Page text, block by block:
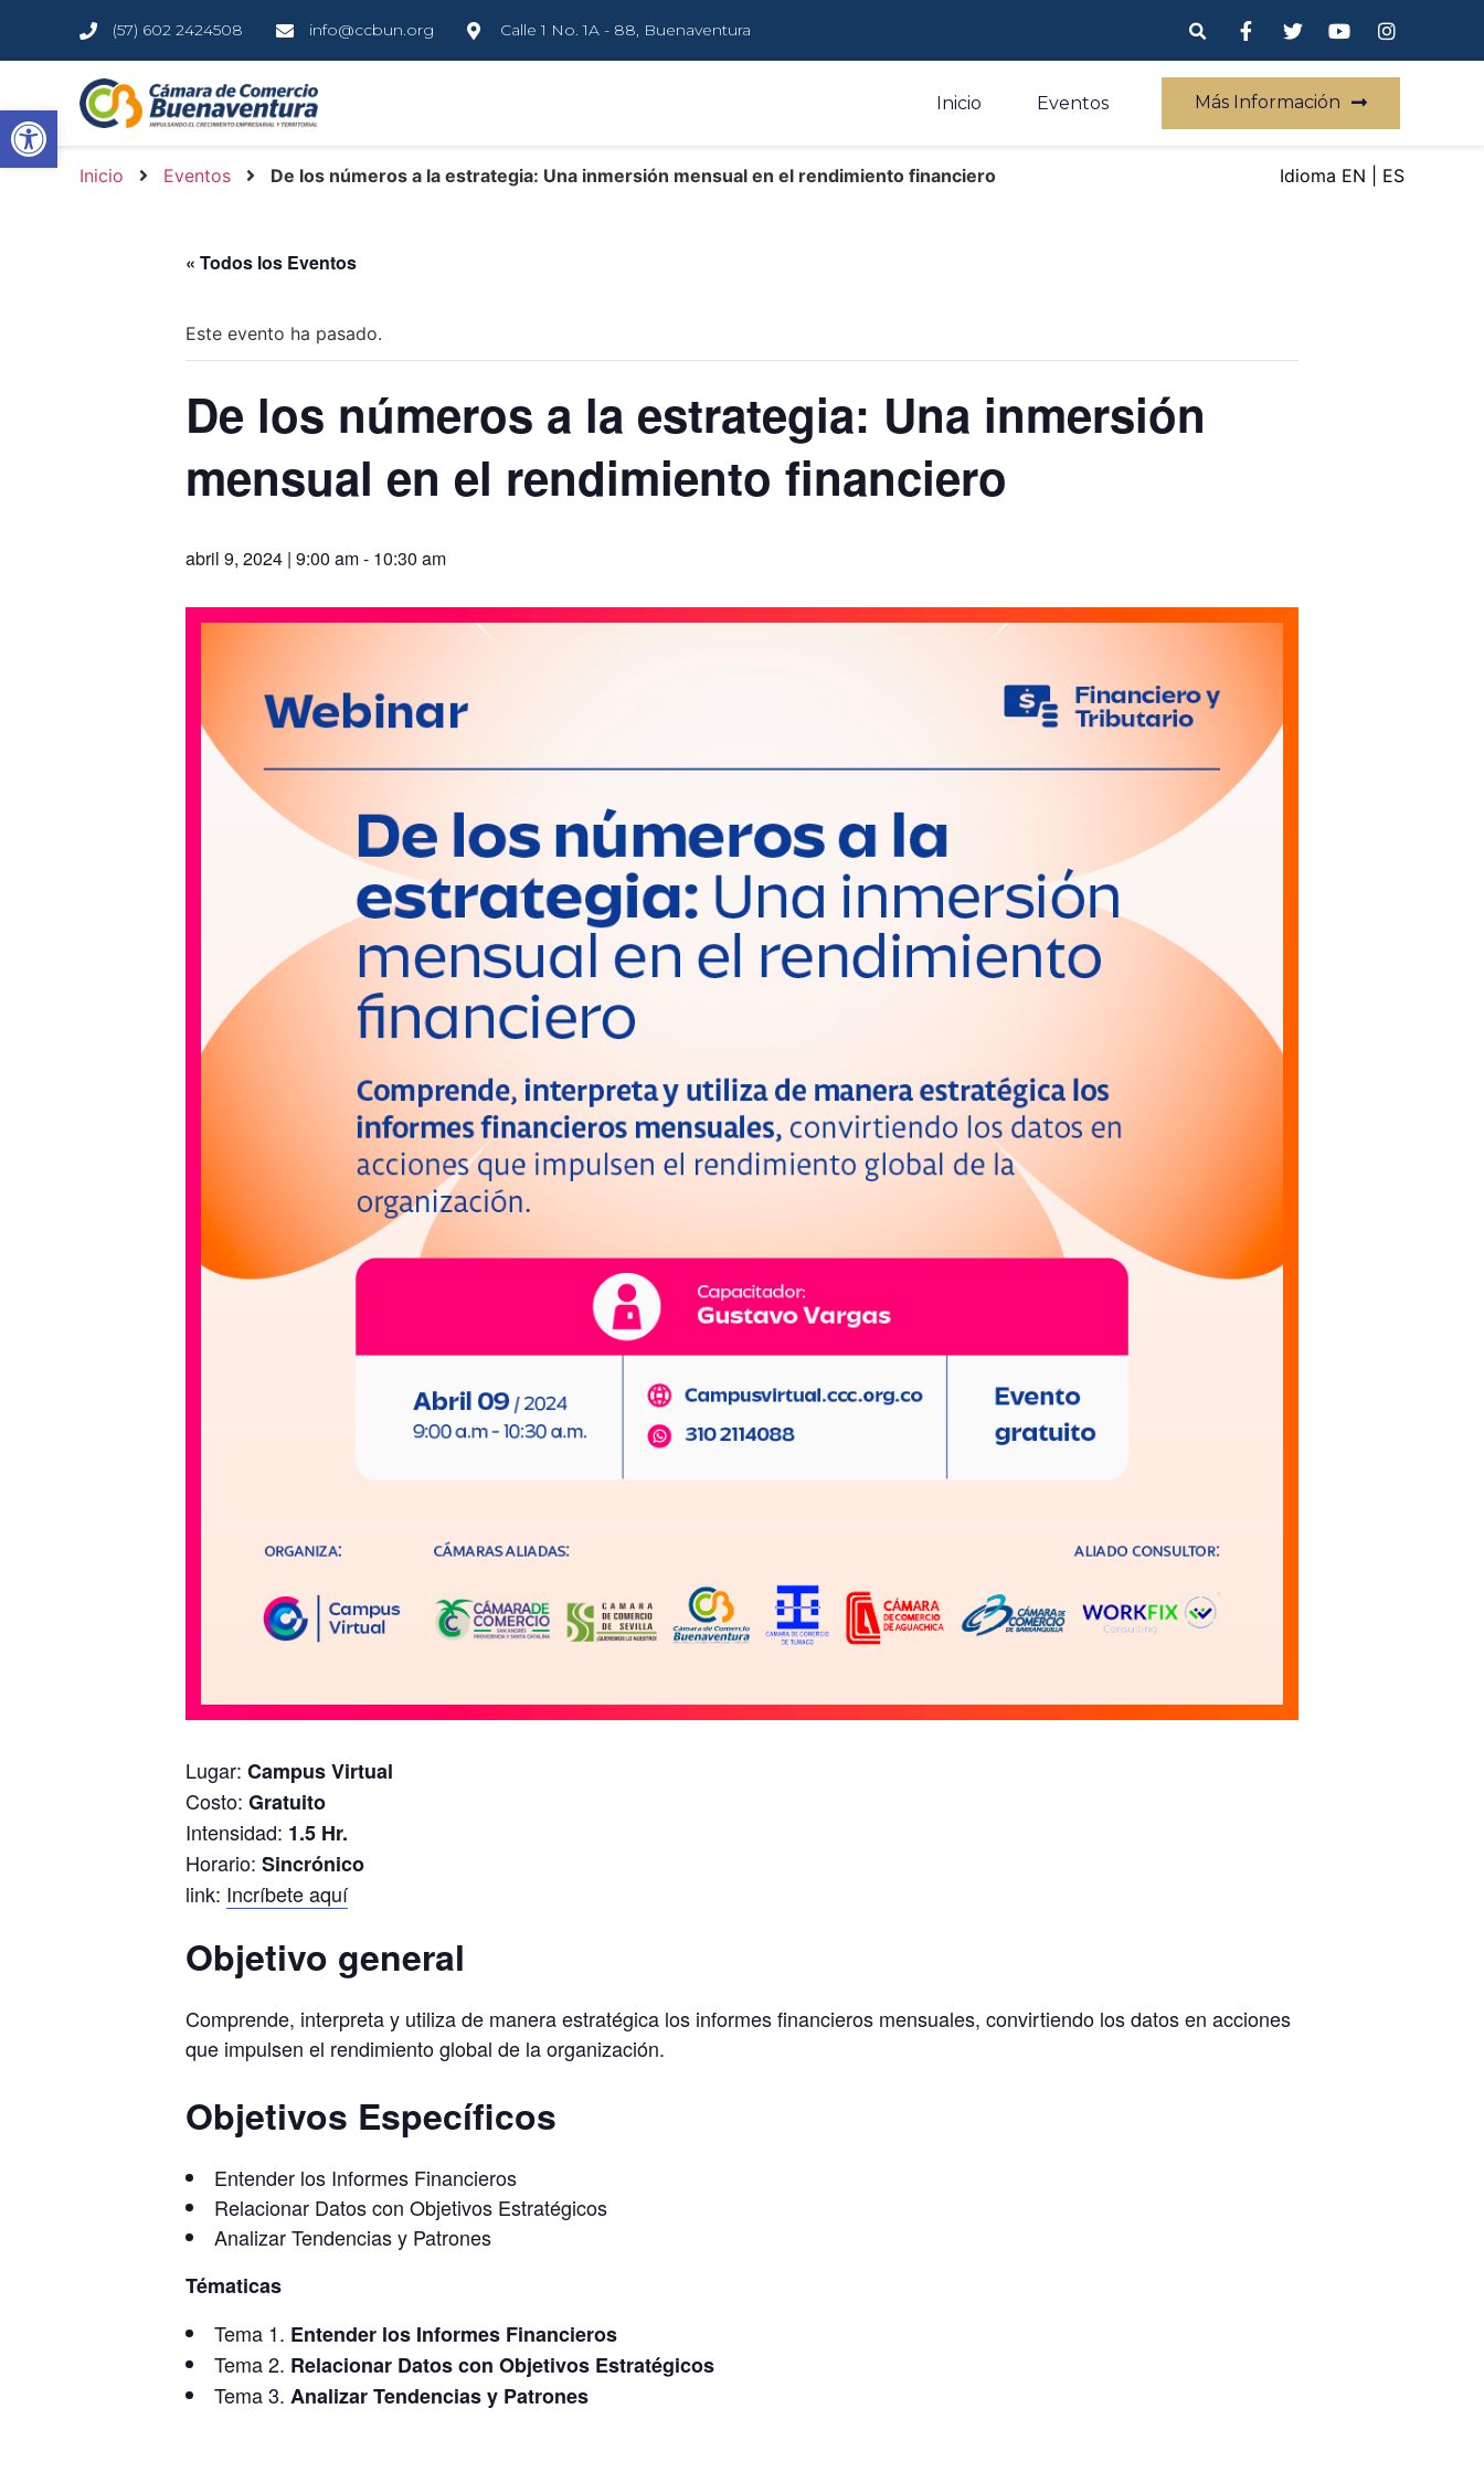
Abrir barra de herramientas
(57) 602 2424508 info@ccbun.org Calle 1 No. 1A - 88, Buenaventura
Inicio Eventos Más Información
Inicio Eventos De los números a la estrategia: Una inmersión mensual en el rendimiento financiero EN ES
« Todos los Eventos
Este evento ha pasado.
De los números a la estrategia: Una inmersión
mensual en el rendimiento financiero
abril 9, 2024 | 9:00 am- 10:30 am
Lugar: Campus Virtual
Costo: Gratuito
Intensidad: 1.5 Hr.
Horario: Sincrónico
link: Incríbete aquí
Objetivo general
Comprende, interpreta y utiliza de manera estratégica los informes financieros mensuales, convirtiendo los datos en acciones
que impulsen el rendimiento global de la organización.
Objetivos Específicos
Entender los Informes Financieros
Relacionar Datos con Objetivos Estratégicos
Analizar Tendencias y Patrones
Tématicas
Tema 1. Entender los Informes Financieros
Tema 2. Relacionar Datos con Objetivos Estratégicos
Tema 3. Analizar Tendencias y Patrones